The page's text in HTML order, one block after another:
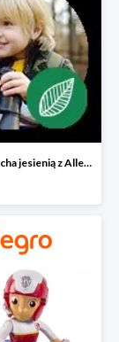
Zadbaj o malucha jesienią z Allegro do -80%